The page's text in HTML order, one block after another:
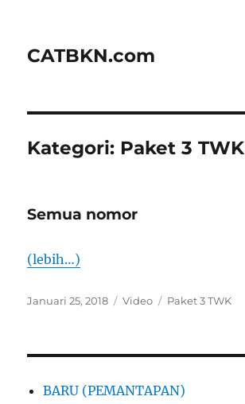
CATBKN.com
Kategori: Paket 3 TWK
Semua nomor
(lebih…)
Diposkan
Januari 25, 2018 Format
Video Kategori
Paket 3 TWK
BARU (PEMANTAPAN)